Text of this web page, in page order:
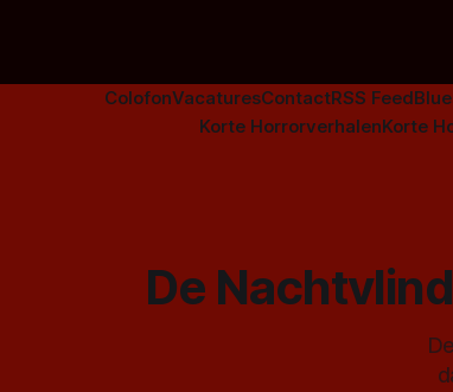
ColofonVacaturesContactRSS Feed
Korte HorrorverhalenKorte
De